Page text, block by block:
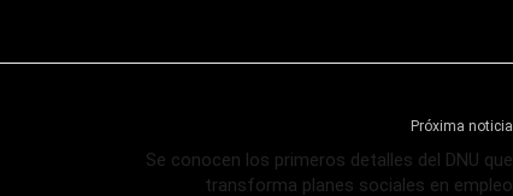
Próxima noticia
Se conocen los primeros detalles del DNU que
transforma planes sociales en empleo